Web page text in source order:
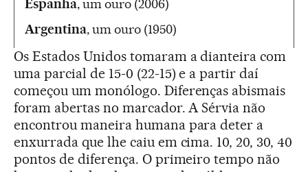
Espanha, um ouro (2006)
Argentina, um ouro (1950)
Os Estados Unidos tomaram a dianteira com
uma parcial de 15-0 (22-15) e a partir daí
começou um monólogo. Diferenças abismais
foram abertas no marcador. A Sérvia não
encontrou maneira humana para deter a
enxurrada que lhe caiu em cima. 10, 20, 30, 40
pontos de diferença. O primeiro tempo não